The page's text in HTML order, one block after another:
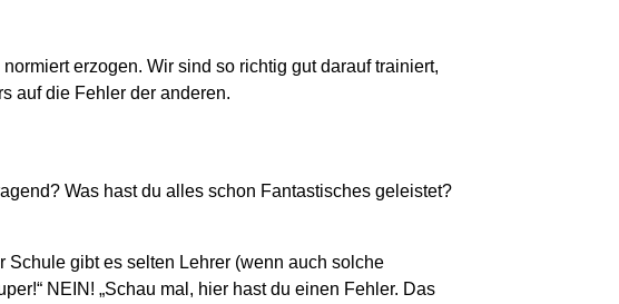
erzogen. Wir sind so richtig gut darauf trainiert,
auf die Fehler der anderen.
Was hast du alles schon Fantastisches geleistet?
gibt es selten Lehrer (wenn auch solche
NEIN! „Schau mal, hier hast du einen Fehler. Das